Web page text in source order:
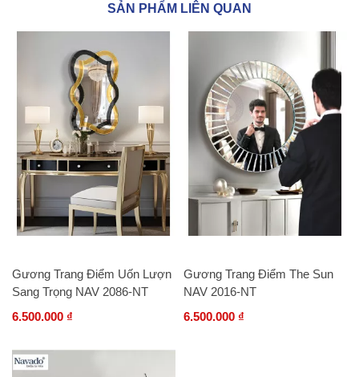
SẢN PHẨM LIÊN QUAN
Gương Trang Điểm Uốn Lượn
Sang Trọng NAV 2086-NT
6.500.000 ₫
Gương Trang Điểm The Sun
NAV 2016-NT
6.500.000 ₫